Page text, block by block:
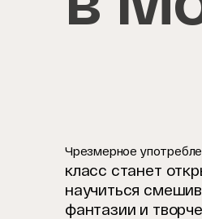
Чрезмерное
класс станет
научиться
фантазии и